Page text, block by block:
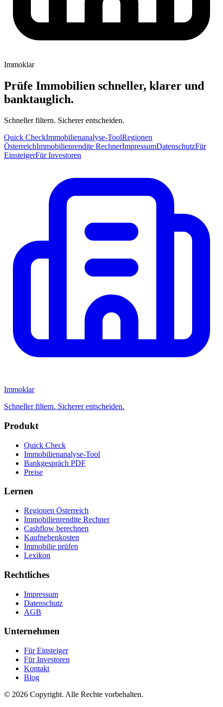
Immoklar
Prüfe Immobilien schneller, klarer und
banktauglich.
Schneller filtern. Sicherer entscheiden.
Quick CheckImmobilienanalyse-ToolRegionen
ÖsterreichImmobilienrendite RechnerImpressumDatenschutzFür
EinsteigerFür Investoren
Immoklar
Schneller filtern. Sicherer entscheiden.
Produkt
Quick Check
Immobilienanalyse-Tool
Bankgespräch PDF
Preise
Lernen
Regionen Österreich
Immobilienrendite Rechner
Cashflow berechnen
Kaufnebenkosten
Immobilie prüfen
Lexikon
Rechtliches
Impressum
Datenschutz
AGB
Unternehmen
Für Einsteiger
Für Investoren
Kontakt
Blog
© 2026 Copyright. Alle Rechte vorbehalten.